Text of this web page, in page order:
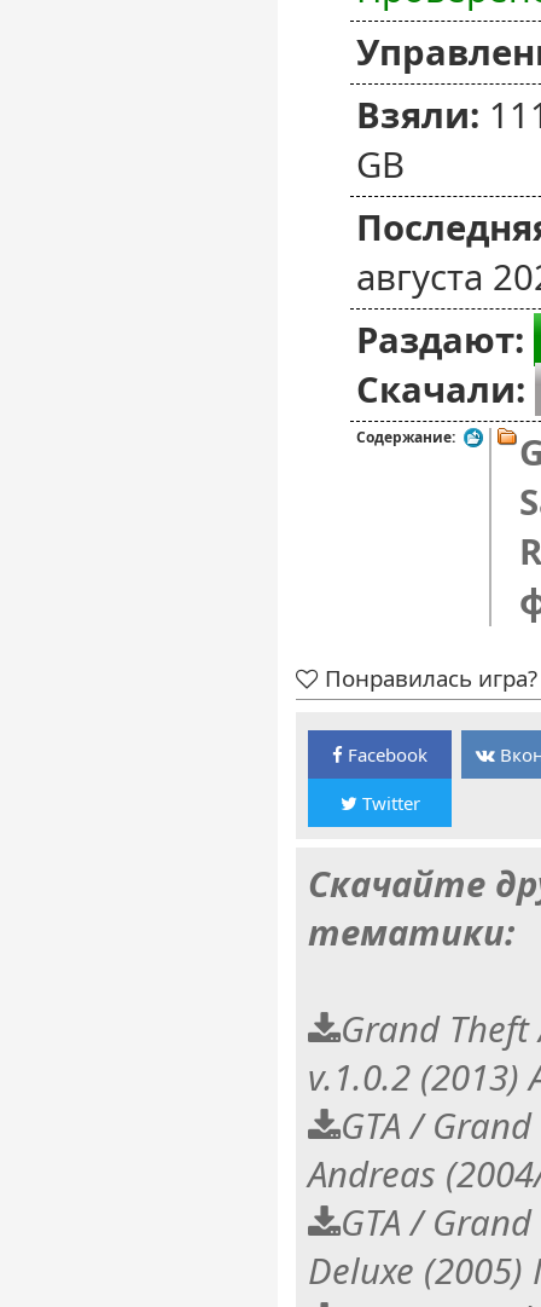
Взяли:
GB
августа
Раздают:
Скачали:
Содержание:
Понравилась
Facebook
Twitter
Скачайте
тематики:
Grand Theft
v.1.0.2 (2013)
GTA /
Andreas
GTA /
Deluxe